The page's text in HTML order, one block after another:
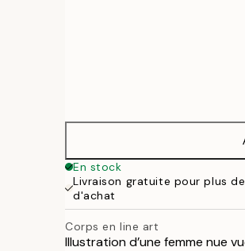
En stock
Livraison gratuite pour plus
d'achat
Corps en line art
Illustration d’une femme nue